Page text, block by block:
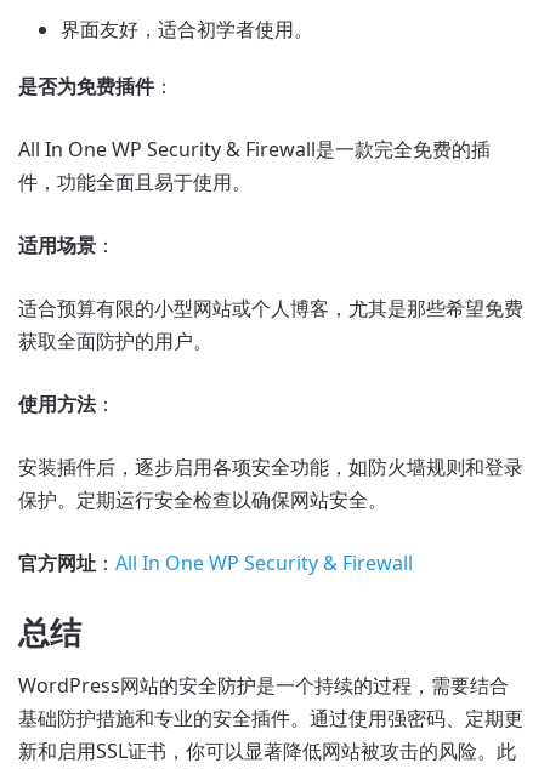
界面友好，适合初学者使用。
是否为免费插件：
All In One WP Security & Firewall是一款完全免费的插
件，功能全面且易于使用。
适用场景 ：
适合预算有限的小型网站或个人博客，尤其是那些希望免费
获取全面防护的用户。
使用方法：
安装插件后，逐步启用各项安全功能，如防火墙规则和登录
保护。定期运行安全检查以确保网站安全。
官方网址 ： All In One WP Security & Firewall
总结
WordPress网站的安全防护是一个持续的过程，需要结合
基础防护措施和专业的安全插件。通过使用强密码、定期更
新和启用SSL证书，你可以显著降低网站被攻击的风险。此